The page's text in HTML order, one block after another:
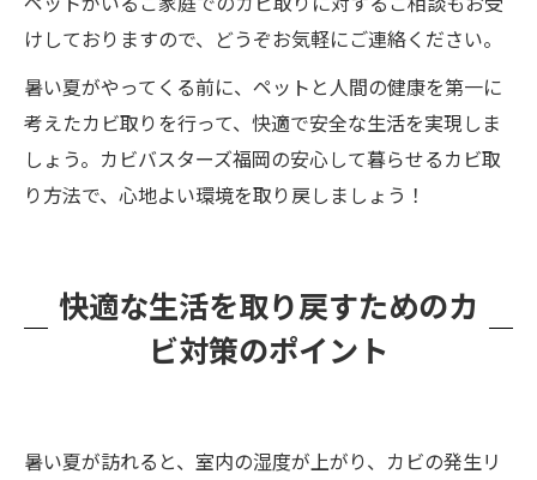
けしておりますので、どうぞお気軽にご連絡ください。
暑い夏がやってくる前に、ペットと人間の健康を第一に
考えたカビ取りを行って、快適で安全な生活を実現しま
しょう。カビバスターズ福岡の安心して暮らせるカビ取
り方法で、心地よい環境を取り戻しましょう！
快適な生活を取り戻すためのカ
ビ対策のポイント
暑い夏が訪れると、室内の湿度が上がり、カビの発生リ